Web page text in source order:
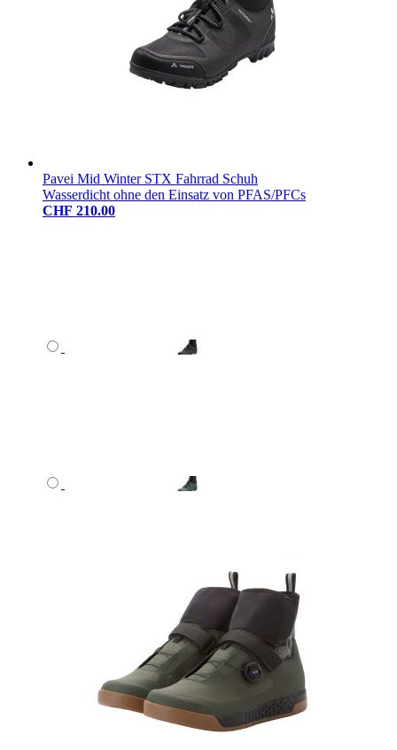
Pavei Mid Winter STX Fahrrad Schuh
Wasserdicht ohne den Einsatz von PFAS/PFCs
CHF 210.00